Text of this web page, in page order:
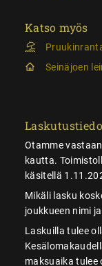
Katso myös
Seinäjoen
Otamme
kautta.
käsitellä
Mikäli lasku
joukkueen nimi
Laskuilla tulee
maksuaika tulee